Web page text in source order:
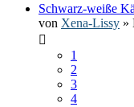
Schwarz-weiße
von Xena-Lissy »
1
2
3
4